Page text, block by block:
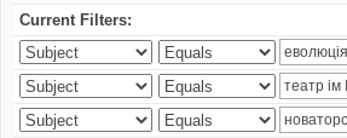
Current Filters: